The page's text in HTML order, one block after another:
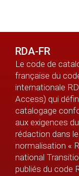
RDA-FR
Le code de catalogage RDA-FR est la transposition
française du
internationale
Access) qui
catalogage
aux exigences
rédaction dans
normalisation «
national
publiés du code